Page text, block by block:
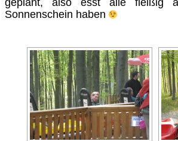
geplant, also esst alle fleißig
Sonnenschein haben